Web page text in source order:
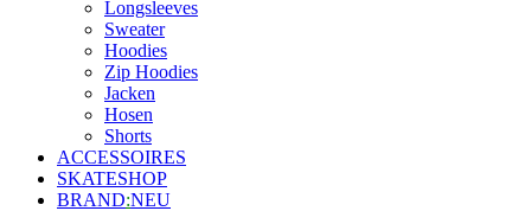
Longsleeves
Sweater
Hoodies
Zip Hoodies
Jacken
Hosen
Shorts
ACCESSOIRES
SKATESHOP
BRAND:NEU